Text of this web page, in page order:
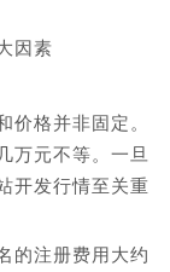
因素
格并非固定。
万元不等。一旦
开发行情至关重
的注册费用大约